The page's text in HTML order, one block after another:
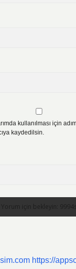
kullanılması için
kaydedilsin.
https://